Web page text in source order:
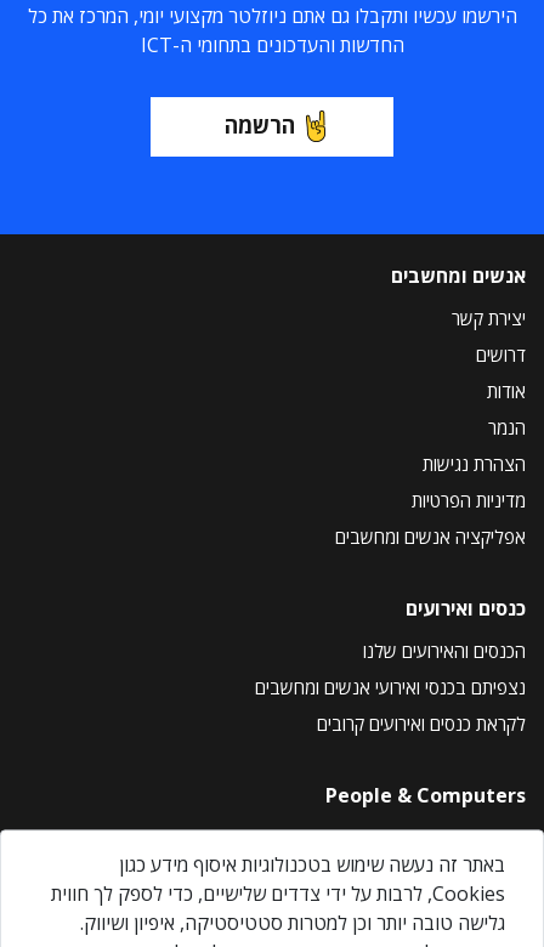
הירשמו עכשיו ותקבלו גם אתם ניוזלטר מקצועי יומי, המרכז את כל
החדשות והעדכונים בתחומי ה-ICT
הרשמה
אנשים ומחשבים
יצירת קשר
דרושים
אודות
הנמר
הצהרת נגישות
מדיניות הפרטיות
אפליקציה אנשים ומחשבים
כנסים ואירועים
הכנסים והאירועים שלנו
נצפיתם בכנסי ואירועי אנשים ומחשבים
לקראת כנסים ואירועים קרובים
People & Computers
About Us
Privacy Policy
Contact Us
באתר זה נעשה שימוש בטכנולוגיות איסוף מידע כגון
Cookies, לרבות על ידי צדדים שלישיים, כדי לספק לך חווית
גלישה טובה יותר וכן למטרות סטטיסטיקה, איפיון ושיווק.